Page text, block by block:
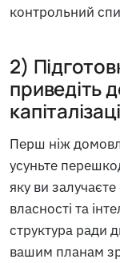
контрольний
2)
приведіть
Перш ніж
усуньте
яку ви
власності та
структура ради
вашим планам